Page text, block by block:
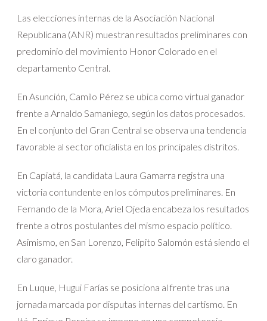
Las elecciones internas de la Asociación Nacional
Republicana (ANR) muestran resultados preliminares con
predominio del movimiento Honor Colorado en el
departamento Central.
En Asunción, Camilo Pérez se ubica como virtual ganador
frente a Arnaldo Samaniego, según los datos procesados.
En el conjunto del Gran Central se observa una tendencia
favorable al sector oficialista en los principales distritos.
En Capiatá, la candidata Laura Gamarra registra una
victoria contundente en los cómputos preliminares. En
Fernando de la Mora, Ariel Ojeda encabeza los resultados
frente a otros postulantes del mismo espacio político.
Asimismo, en San Lorenzo, Felipito Salomón está siendo el
claro ganador.
En Luque, Hugui Farías se posiciona al frente tras una
jornada marcada por disputas internas del cartismo. En